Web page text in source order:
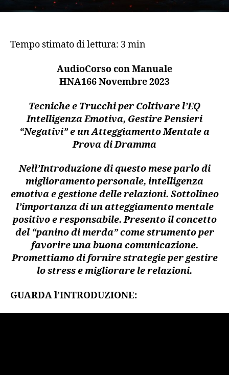
Tempo stimato di lettura: 3 min
AudioCorso con Manuale
HNA166 Novembre 2023
Tecniche e Trucchi per Coltivare l’EQ
Intelligenza Emotiva, Gestire Pensieri
“Negativi” e un Atteggiamento Mentale a
Prova di Dramma
Nell’Introduzione di questo mese parlo di
miglioramento personale, intelligenza
emotiva e gestione delle relazioni. Sottolineo
l’importanza di un atteggiamento mentale
positivo e responsabile. Presento il concetto
del “panino di merda” come strumento per
favorire una buona comunicazione.
Promettiamo di fornire strategie per gestire
lo stress e migliorare le relazioni.
GUARDA l’INTRODUZIONE: